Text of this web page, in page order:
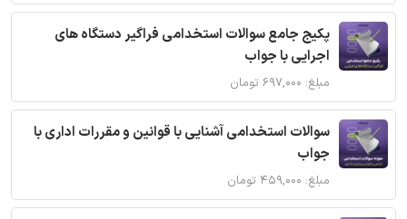
پکیج جامع سوالات استخدامی فراگیر دستگاه های
اجرایی با جواب
مبلغ: ۶۹۷,۰۰۰ تومان
سوالات استخدامی آشنایی با قوانین و مقررات اداری با
جواب
مبلغ: ۴۵۹,۰۰۰ تومان